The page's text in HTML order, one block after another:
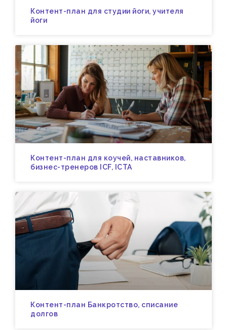
Контент-план для студии йоги, учителя
йоги
Контент-план для коучей, наставников,
бизнес-тренеров ICF, ICTA
Контент-план Банкротство, списание
долгов